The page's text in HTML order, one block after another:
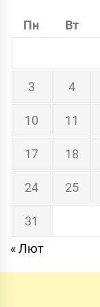
Пн Вт
3 4
10 11
17 18
24 25
31
« Лют